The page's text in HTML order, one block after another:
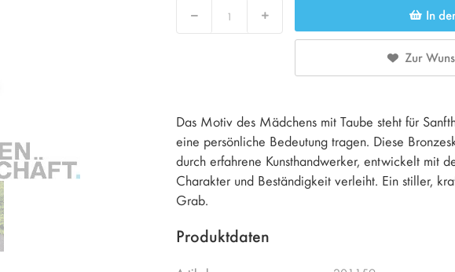
Decrease Increase In
Zur
Das Motiv des Mädchens mit Taube steht für
eine persönliche Bedeutung tragen. Diese
durch erfahrene Kunsthandwerker, entwickelt mit
Charakter und Beständigkeit verleiht. Ein stiller,
Grab.
Produktdaten